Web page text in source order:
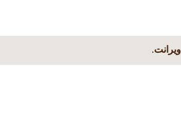
ویرانت.